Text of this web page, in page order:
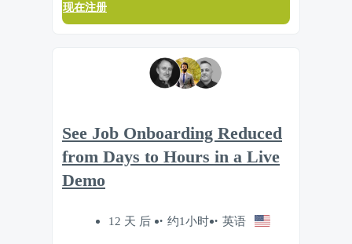
现在注册
See Job Onboarding Reduced
from Days to Hours in a Live
Demo
12 天 后 约1小时 英语